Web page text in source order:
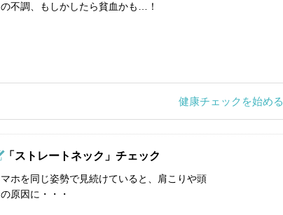
不調、もしかしたら貧血かも…！
健康チェックを始める
「ストレートネック」チェック
マホを同じ姿勢で見続けていると、肩こりや頭
原因に・・・